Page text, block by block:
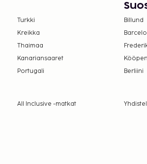
Turkki
Kreikka
Thaimaa
Kanariansaaret
Portugali
Billund
Berliini
All Inclusive -matkat